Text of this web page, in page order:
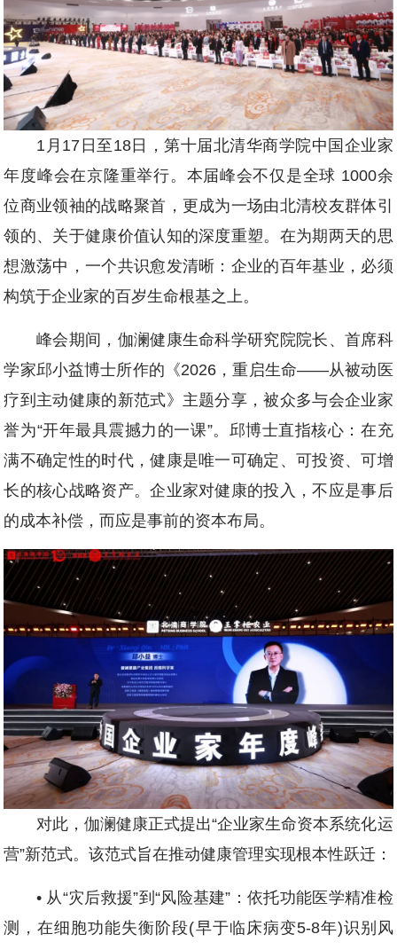
1月17日至18日，第十届北清华商学院中国企业家
年度峰会在京隆重举行。本届峰会不仅是全球 1000余
位商业领袖的战略聚首，更成为一场由北清校友群体引
领的、关于健康价值认知的深度重塑。在为期两天的思
想激荡中，一个共识愈发清晰：企业的百年基业，必须
构筑于企业家的百岁生命根基之上。
峰会期间，伽澜健康生命科学研究院院长、首席科
学家邱小益博士所作的《2026，重启生命——从被动医
疗到主动健康的新范式》主题分享，被众多与会企业家
誉为“开年最具震撼力的一课”。邱博士直指核心：在充
满不确定性的时代，健康是唯一可确定、可投资、可增
长的核心战略资产。企业家对健康的投入，不应是事后
的成本补偿，而应是事前的资本布局。
对此，伽澜健康正式提出“企业家生命资本系统化运
营”新范式。该范式旨在推动健康管理实现根本性跃迁：
• 从“灾后救援”到“风险基建”：依托功能医学精准检
测，在细胞功能失衡阶段(早于临床病变5-8年)识别风